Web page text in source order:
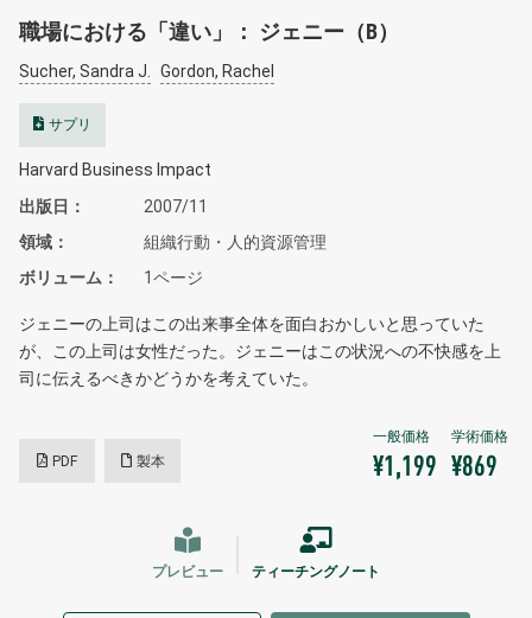
職場における「違い」： ジェニー（B）
Sucher, Sandra J. Gordon, Rachel
サプリ
Harvard Business Impact
出版日
2007/11
領域
組織行動・人的資源管理
ボリューム
1ページ
ジェニーの上司はこの出来事全体を面白おかしいと思っていた
が、この上司は女性だった。ジェニーはこの状況への不快感を上
司に伝えるべきかどうかを考えていた。
PDF 製本 ¥1,199 ¥869
プレビュー ティーチングノート